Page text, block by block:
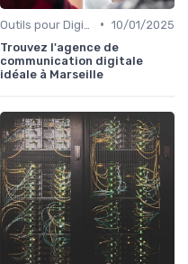
• 10/01/2025
Trouvez l'agence de
communication digitale
idéale à Marseille